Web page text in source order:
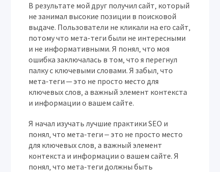
В результате мой друг получил сайт‚ который
не занимал высокие позиции в поисковой
выдаче. Пользователи не кликали на его сайт‚
потому что мета-теги были не интересными
и не информативными. Я понял‚ что моя
ошибка заключалась в том‚ что я перегнул
палку с ключевыми словами. Я забыл‚ что
мета-теги ─ это не просто место для
ключевых слов‚ а важный элемент контекста
и информации о вашем сайте.
Я начал изучать лучшие практики SEO и
понял‚ что мета-теги ‒ это не просто место
для ключевых слов‚ а важный элемент
контекста и информации о вашем сайте. Я
понял‚ что мета-теги должны быть